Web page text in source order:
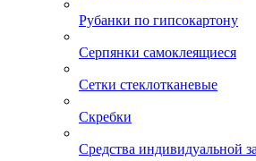
Рубанки по гипсокартону
Серпянки самоклеящиеся
Сетки стеклотканевые
Скребки
Средства индивидуальной